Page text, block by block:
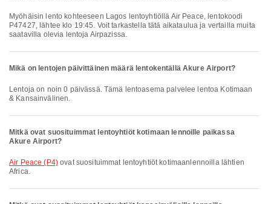
Myöhäisin lento kohteeseen Lagos lentoyhtiöllä Air Peace, lentokoodi
P47427, lähtee klo 19:45. Voit tarkastella tätä aikataulua ja vertailla muita
saatavilla olevia lentoja Airpazissa.
Mikä on lentojen päivittäinen määrä lentokentällä Akure Airport?
Lentoja on noin 0 päivässä. Tämä lentoasema palvelee lentoa Kotimaan
& Kansainvälinen.
Mitkä ovat suosituimmat lentoyhtiöt kotimaan lennoille paikassa
Akure Airport?
Air Peace (P4)ovat suosituimmat lentoyhtiöt kotimaanlennoilla lähtien
Africa.